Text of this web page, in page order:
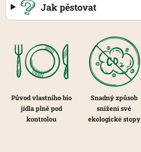
Jak pěstovat
Původ vlastního bio
jídla plně pod
kontrolou
Snadný způsob
snížení své
ekologické stopy